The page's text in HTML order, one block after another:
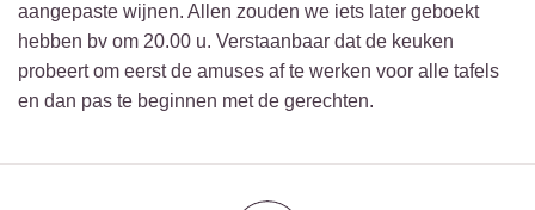
aangepaste wijnen. Allen zouden we iets later geboekt
hebben bv om 20.00 u. Verstaanbaar dat de keuken
probeert om eerst de amuses af te werken voor alle tafels
en dan pas te beginnen met de gerechten.